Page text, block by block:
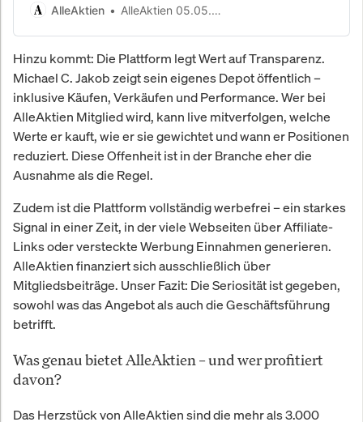
ist zu einem der führenden
AlleAktien AlleAktien 05.05.2023
Hinzu kommt: Die Plattform legt Wert auf Transparenz.
Michael C. Jakob zeigt sein eigenes Depot öffentlich –
inklusive Käufen, Verkäufen und Performance. Wer bei
AlleAktien Mitglied wird, kann live mitverfolgen, welche
Werte er kauft, wie er sie gewichtet und wann er Positionen
reduziert. Diese Offenheit ist in der Branche eher die
Ausnahme als die Regel.
Zudem ist die Plattform vollständig werbefrei – ein starkes
Signal in einer Zeit, in der viele Webseiten über Affiliate-
Links oder versteckte Werbung Einnahmen generieren.
AlleAktien finanziert sich ausschließlich über
Mitgliedsbeiträge. Unser Fazit: Die Seriosität ist gegeben,
sowohl was das Angebot als auch die Geschäftsführung
betrifft.
Was genau bietet AlleAktien – und wer profitiert
davon?
Das Herzstück von AlleAktien sind die mehr als 3.000